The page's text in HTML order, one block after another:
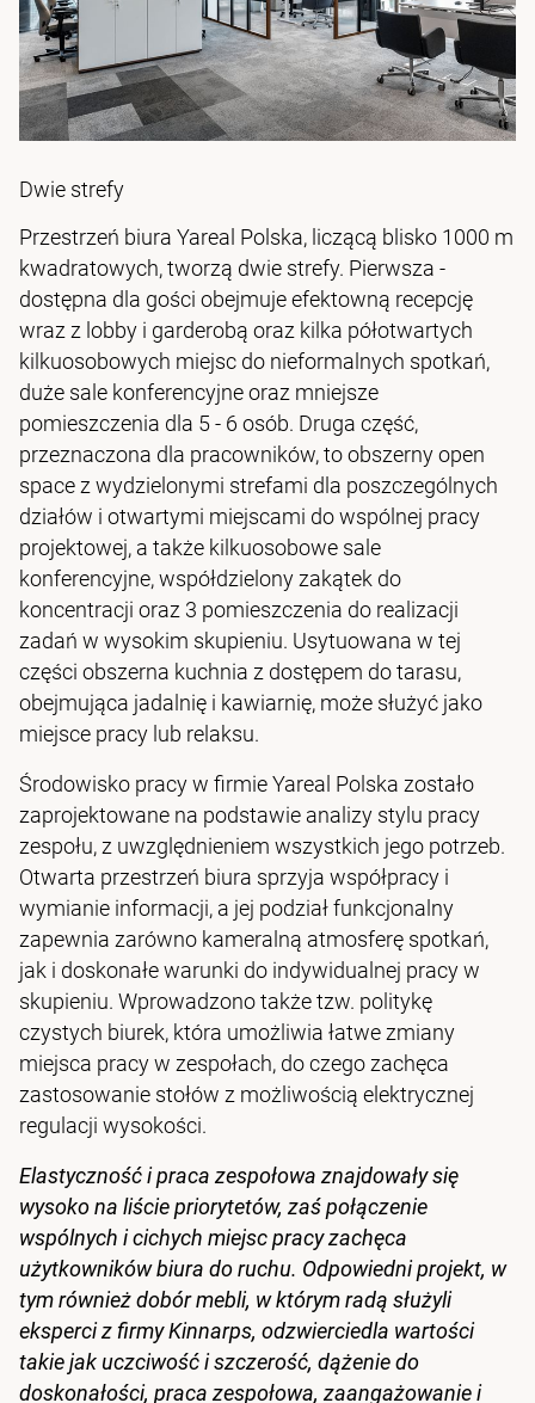
Dwie strefy
Przestrzeń biura Yareal Polska, liczącą blisko 1000 m
kwadratowych, tworzą dwie strefy. Pierwsza -
dostępna dla gości obejmuje efektowną recepcję
wraz z lobby i garderobą oraz kilka półotwartych
kilkuosobowych miejsc do nieformalnych spotkań,
duże sale konferencyjne oraz mniejsze
pomieszczenia dla 5 - 6 osób. Druga część,
przeznaczona dla pracowników, to obszerny open
space z wydzielonymi strefami dla poszczególnych
działów i otwartymi miejscami do wspólnej pracy
projektowej, a także kilkuosobowe sale
konferencyjne, współdzielony zakątek do
koncentracji oraz 3 pomieszczenia do realizacji
zadań w wysokim skupieniu. Usytuowana w tej
części obszerna kuchnia z dostępem do tarasu,
obejmująca jadalnię i kawiarnię, może służyć jako
miejsce pracy lub relaksu.
Środowisko pracy w firmie Yareal Polska zostało
zaprojektowane na podstawie analizy stylu pracy
zespołu, z uwzględnieniem wszystkich jego potrzeb.
Otwarta przestrzeń biura sprzyja współpracy i
wymianie informacji, a jej podział funkcjonalny
zapewnia zarówno kameralną atmosferę spotkań,
jak i doskonałe warunki do indywidualnej pracy w
skupieniu. Wprowadzono także tzw. politykę
czystych biurek, która umożliwia łatwe zmiany
miejsca pracy w zespołach, do czego zachęca
zastosowanie stołów z możliwością elektrycznej
regulacji wysokości.
Elastyczność i praca zespołowa znajdowały się
wysoko na liście priorytetów, zaś połączenie
wspólnych i cichych miejsc pracy zachęca
użytkowników biura do ruchu. Odpowiedni projekt, w
tym również dobór mebli, w którym radą służyli
eksperci z firmy Kinnarps, odzwierciedla wartości
takie jak uczciwość i szczerość, dążenie do
doskonałości, praca zespołowa, zaangażowanie i